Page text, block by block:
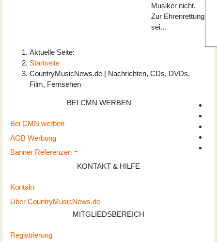
Musiker nicht.
Zur Ehrenrettung
sei...
Aktuelle Seite:
Startseite
CountryMusicNews.de | Nachrichten, CDs, DVDs,
Film, Fernsehen
BEI CMN WERBEN
Bei CMN werben
AGB Werbung
Banner Referenzen
KONTAKT & HILFE
Kontakt
Über CountryMusicNews.de
MITGLIEDSBEREICH
Registrierung